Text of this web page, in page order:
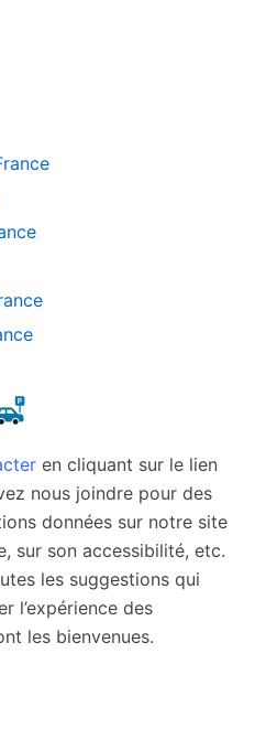
en cliquant sur le lien
nous joindre pour des
données sur notre site
sur son accessibilité, etc.
les suggestions qui
l’expérience des
les bienvenues.